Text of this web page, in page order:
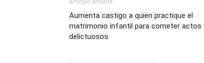
Artículo anterior
Aumenta castigo a quien practique el
matrimonio infantil para cometer actos
delictuosos.